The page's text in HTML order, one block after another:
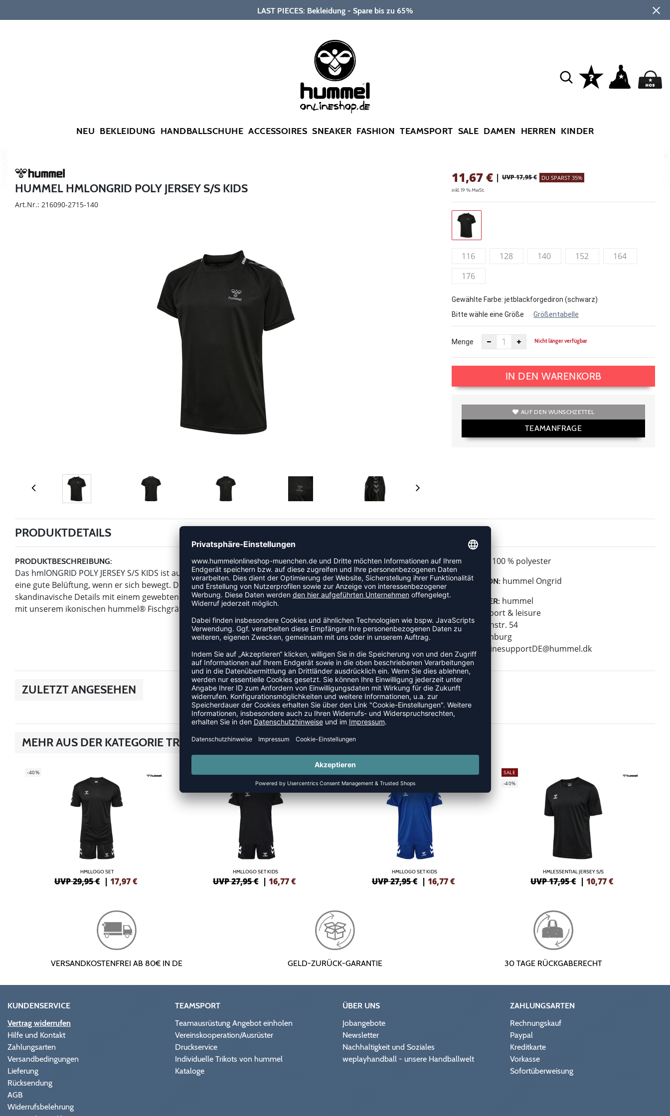
LAST PIECES: Bekleidung - Spare bis zu 65%
NEU BEKLEIDUNG HANDBALLSCHUHE ACCESSOIRES SNEAKER FASHION TEAMSPORT SALE DAMEN HERREN KINDER
HUMMEL HMLONGRID POLY JERSEY S/S KIDS
Art.Nr.: 216090-2715-140
11,67€ | UVP 17,95 € DU SPARST 35%
inkl. 19 % MwSt.
116 128 140 152
164
176
Gewählte Farbe: jetblackforgediron (schwarz)
Bitte wähle eine Größe
Größentabelle
Menge Nicht länger verfügbar
IN DEN WARENKORB
AUF DEN WUNSCHZETTEL
TEAMANFRAGE
PRODUKTDETAILS
PRODUKTBESCHREIBUNG:
Das hmlONGRID POLY JERSEY S/S KIDS ist aus einem leichten Mesh-Gewebe gefertigt und bietet Ihrem Kleinen
eine gute Belüftung, wenn er sich bewegt. Dieses Modell verfügt über minimalistische und elegante
skandinavische Details mit einem gewebten Streifen entlang des Halsausschnitts und kurzen Raglanärmeln, die
mit unserem ikonischen hummel® Fischgrätenmuster verziert sind. Auf der Brust prangt stolz ein Logo.
MATERIAL: 100 % polyester
KOLLEKTION: hummel Ongrid
HERSTELLER: hummel
hummel sport & leisure
Leverkusenstr. 54
22761 Hamburg
E-Mail:
onlinesupportDE@hummel.dk
ZULETZT ANGESEHEN
MEHR AUS DER KATEGORIE TRIKOTS
-40%
HMLLOGO SET
UVP 29,95 € | 17,97€
-40%
HMLLOGO SET KIDS
UVP 27,95 € |16,77€
HMLLOGO SET KIDS
UVP 27,95 € | 16,77€
SALE
-40%
HMLESSENTIAL JERSEY S/S
UVP 17,95 € |10,77€
VERSANDKOSTENFREI AB 80€ IN DE GELD-ZURÜCK-GARANTIE 30 TAGE RÜCKGABERECHT
KUNDENSERVICE
Vertrag widerrufen
Hilfe und Kontakt
Zahlungsarten
Versandbedingungen
Lieferung
Rücksendung
AGB
Widerrufsbelehrung
TEAMSPORT
Teamausrüstung Angebot einholen
Vereinskooperation/Ausrüster
Druckservice
Individuelle Trikots von hummel
Kataloge
ÜBER UNS
Jobangebote
Newsletter
Nachhaltigkeit und Soziales
weplayhandball - unsere Handballwelt
ZAHLUNGSARTEN
Rechnungskauf
Paypal
Kreditkarte
Vorkasse
Sofortüberweisung